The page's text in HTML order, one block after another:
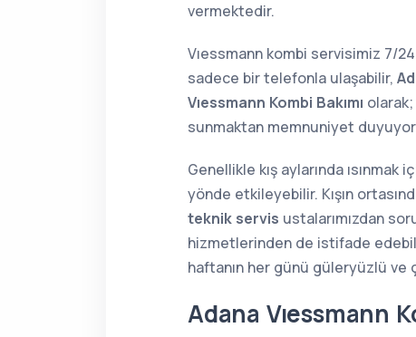
vermektedir.
Vıessmann kombi servisimiz 7/24
sadece bir telefonla ulaşabilir,
Vıessmann Kombi Bakımı
sunmaktan memnuniyet
Genellikle kış aylarında ısınmak
yönde etkileyebilir. Kışın
teknik servis ustalarımızdan
hizmetlerinden de istifade
haftanın her günü güleryüzlü ve
Adana Vıessmann